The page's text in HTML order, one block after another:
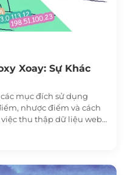
Xoay: Sự Khác
mục đích sử dụng
nhược điểm và cách
thu thập dữ liệu web,
quảng cáo và nhiều